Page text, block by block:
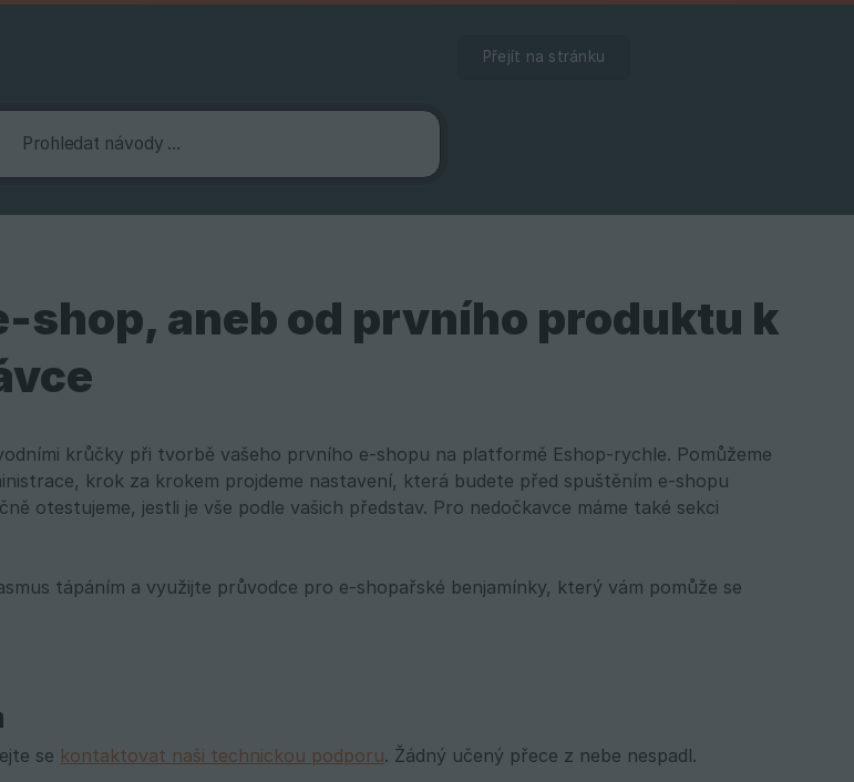
Přejít na stránku
shop, aneb od prvního produktu k
krůčky při tvorbě vašeho prvního e-shopu na platformě Eshop-rychle. Pomůžeme
krok za krokem projdeme nastavení, která budete před spuštěním e-shopu
otestujeme, jestli je vše podle vašich představ. Pro nedočkavce máme také sekci
tápáním a využijte průvodce pro e-shopařské benjamínky, který vám pomůže se
se kontaktovat naši technickou podporu. Žádný učený přece z nebe nespadl.